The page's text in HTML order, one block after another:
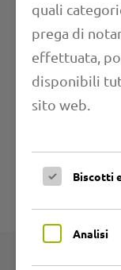
Proprietà
Lunghezza
Campi di
Specifiche
quali
prega di
effettuata,
disponibili
sito web.
Biscotti
Analisi